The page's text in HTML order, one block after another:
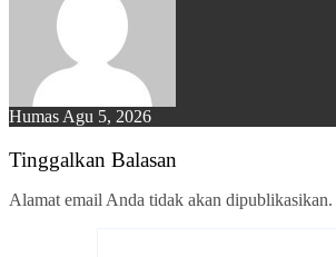
Humas Agu 5, 2026
Tinggalkan Balasan
Alamat email Anda tidak akan dipublikasikan.